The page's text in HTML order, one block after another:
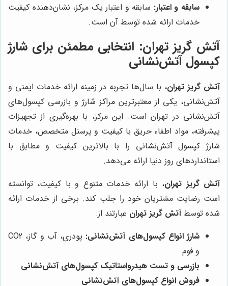
سابقه و اعتبار: سابقه و اعتبار یک مرکز، نشان‌دهنده کیفیت
خدمات ارائه شده توسط آن است.
آتش گریز تهران: انتخابی مطمئن برای شارژ
کپسول آتش‌نشانی
آتش گریز تهران، با سال‌ها تجربه در زمینه ارائه خدمات ایمنی و
آتش‌نشانی، یکی از معتبرترین مراکز شارژ و بازرسی کپسول‌های
آتش‌نشانی در تهران است. این مرکز، با بهره‌گیری از تجهیزات
پیشرفته، مواد اطفاء حریق با کیفیت و پرسنل متخصص، خدمات
شارژ کپسول آتش‌نشانی را با بالاترین کیفیت و مطابق با
استانداردهای روز دنیا ارائه می‌دهد.
آتش گریز تهران، با ارائه خدمات متنوع و با کیفیت، توانسته
است رضایت مشتریان خود را جلب کند. برخی از خدمات ارائه
شده توسطآتش گریز تهران عبارتند از:
شارژ انواع کپسول‌های آتش‌نشانی:
پودری، آب و گاز، CO2
و فوم
بازرسی و تست هیدرواستاتیک کپسول‌های آتش‌نشانی
فروش انواع کپسول‌های آتش‌نشانی